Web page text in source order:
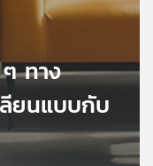
ทาง
ยนแบบกับ